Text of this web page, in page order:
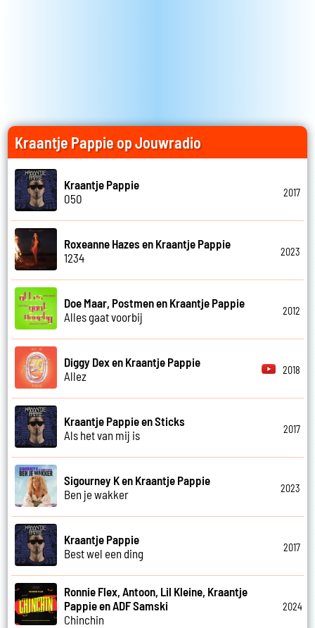
Kraantje Pappie op Jouwradio
Kraantje Pappie
050
2017
Roxeanne Hazes en Kraantje Pappie
1234
2023
Doe Maar, Postmen en Kraantje Pappie
Alles gaat voorbij
2012
Diggy Dex en Kraantje Pappie
Allez
2018
Kraantje Pappie en Sticks
Als het van mij is
2017
Sigourney K en Kraantje Pappie
Ben je wakker
2023
Kraantje Pappie
Best wel een ding
2017
Ronnie Flex, Antoon, Lil Kleine, Kraantje
Pappie en ADF Samski
Chinchin
2024